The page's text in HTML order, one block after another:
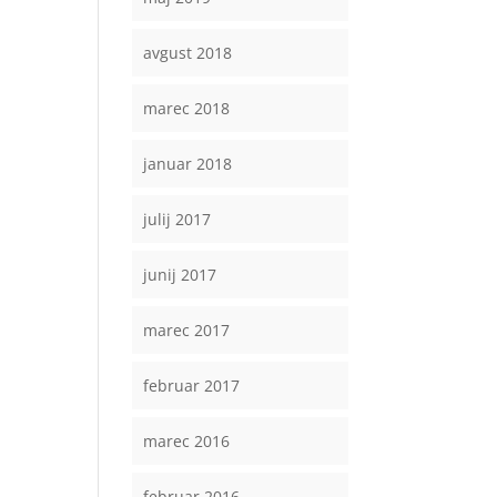
avgust 2018
marec 2018
januar 2018
julij 2017
junij 2017
marec 2017
februar 2017
marec 2016